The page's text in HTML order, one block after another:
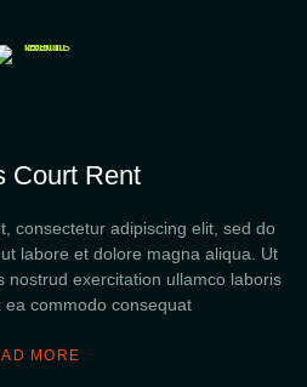
Court Rent
consectetur adipiscing elit, sed do
labore et dolore magna aliqua. Ut
nostrud exercitation ullamco laboris
ea commodo consequat
MORE